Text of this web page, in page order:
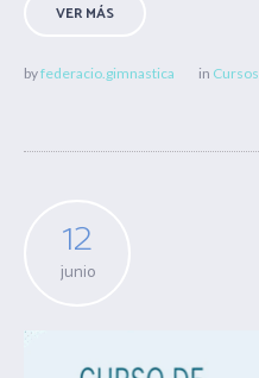
VER MÁS
byfederacio.gimnastica in Cursos
12
junio